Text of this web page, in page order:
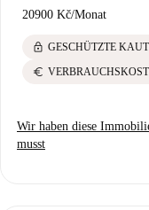
20900 Kč/Monat
lock GESCHÜTZTE
euro
Wir haben diese
musst